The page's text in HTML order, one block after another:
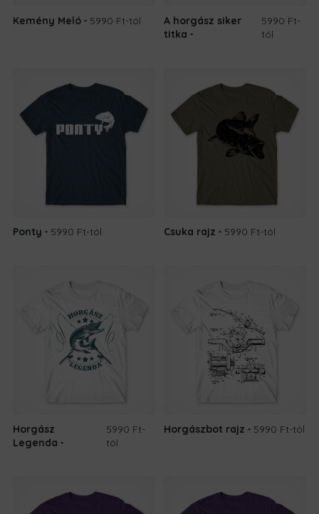
Kemény Meló 5990 Ft-tól
A horgász siker
titka
5990 Ft-
tól
Ponty 5990 Ft-tól Csuka rajz 5990 Ft-tól
Horgász
Legenda
5990 Ft-
tól
Horgászbot rajz 5990 Ft-tól